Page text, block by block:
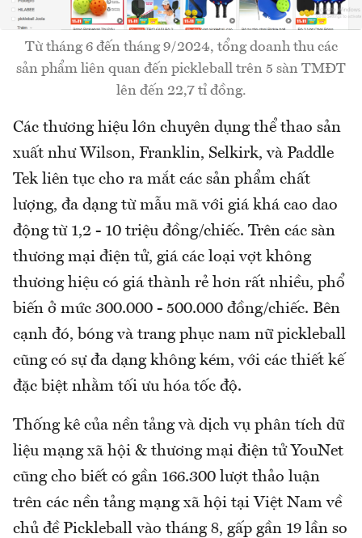
Từ tháng 6 đến tháng 9/2024, tổng doanh thu các
sản phẩm liên quan đến pickleball trên 5 sàn TMĐT
lên đến 22,7 tỉ đồng.
Các thương hiệu lớn chuyên dụng thể thao sản
xuất như Wilson, Franklin, Selkirk, và Paddle
Tek liên tục cho ra mắt các sản phẩm chất
lượng, đa dạng từ mẫu mã với giá khá cao dao
động từ 1,2 - 10 triệu đồng/chiếc. Trên các sàn
thương mại điện tử, giá các loại vợt không
thương hiệu có giá thành rẻ hơn rất nhiều, phổ
biến ở mức 300.000 - 500.000 đồng/chiếc. Bên
cạnh đó, bóng và trang phục nam nữ pickleball
cũng có sự đa dạng không kém, với các thiết kế
đặc biệt nhằm tối ưu hóa tốc độ.
Thống kê của nền tảng và dịch vụ phân tích dữ
liệu mạng xã hội & thương mại điện tử YouNet
cũng cho biết có gần 166.300 lượt thảo luận
trên các nền tảng mạng xã hội tại Việt Nam về
chủ đề Pickleball vào tháng 8, gấp gần 19 lần so